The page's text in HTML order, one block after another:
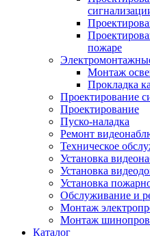
пожаре
Монтаж
Прокладка
Проектирование
Проектирование
Пуско-наладка
Ремонт
Техническое
Установка
Установка
Установка
Обслуживание и
Монтаж
Монтаж
Каталог